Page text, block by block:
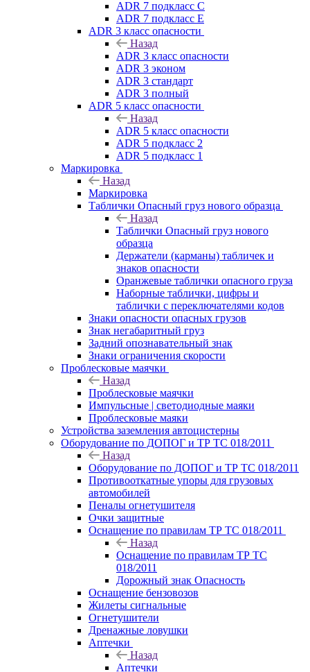
ADR 7 подкласс C
ADR 7 подкласс E
ADR 3 класс опасности
Назад
ADR 3 класс опасности
ADR 3 эконом
ADR 3 стандарт
ADR 3 полный
ADR 5 класс опасности
Назад
ADR 5 класс опасности
ADR 5 подкласс 2
ADR 5 подкласс 1
Маркировка
Назад
Маркировка
Таблички Опасный груз нового образца
Назад
Таблички Опасный груз нового
образца
Держатели (карманы) табличек и
знаков опасности
Оранжевые таблички опасного груза
Наборные таблички, цифры и
таблички с переключателями кодов
Знаки опасности опасных грузов
Знак негабаритный груз
Задний опознавательный знак
Знаки ограничения скорости
Проблесковые маячки
Назад
Проблесковые маячки
Импульсные | светодиодные маяки
Проблесковые маяки
Устройства заземления автоцистерны
Оборудование по ДОПОГ и ТР ТС 018/2011
Назад
Оборудование по ДОПОГ и ТР ТС 018/2011
Противооткатные упоры для грузовых
автомобилей
Пеналы огнетушителя
Очки защитные
Оснащение по правилам ТР ТС 018/2011
Назад
Оснащение по правилам ТР ТС
018/2011
Дорожный знак Опасность
Оснащение бензовозов
Жилеты сигнальные
Огнетушители
Дренажные ловушки
Аптечки
Назад
Аптечки